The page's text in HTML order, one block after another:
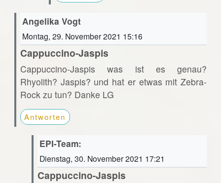
Angelika Vogt
Montag, 29. November 2021 15:16
Cappuccino-Jaspis
Cappuccino-Jaspis was ist es genau?
Rhyolith? Jaspis? und hat er etwas mit Zebra-
Rock zu tun? Danke LG
Antworten
EPI-Team:
Dienstag, 30. November 2021 17:21
Cappuccino-Jaspis